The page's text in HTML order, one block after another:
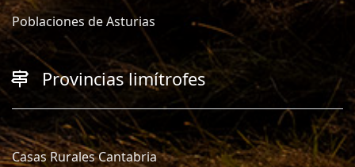
Poblaciones de Asturias
Provincias limítrofes
Casas Rurales Cantabria